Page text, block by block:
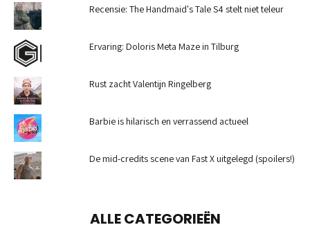
Recensie: The Handmaid's Tale S4 stelt niet teleur
Ervaring: Doloris Meta Maze in Tilburg
Rust zacht Valentijn Ringelberg
Barbie is hilarisch en verrassend actueel
De mid-credits scene van Fast X uitgelegd (spoilers!)
ALLE CATEGORIEËN